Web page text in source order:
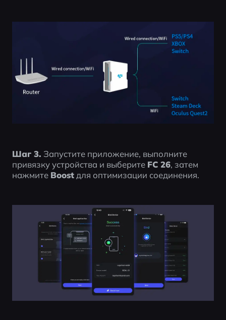
Шаг 3. Запустите приложение, выполните
привязку устройства и выберите FC 26, затем
нажмите Boost для оптимизации соединения.